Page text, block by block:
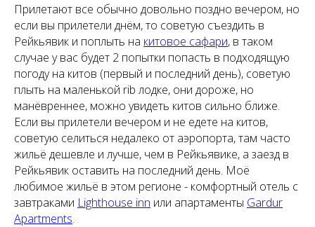
Прилетают все обычно довольно поздно вечером, но
если вы прилетели днём, то советую съездить в
Рейкьявик и поплыть на китовое сафари, в таком
случае у вас будет 2 попытки попасть в подходящую
погоду на китов (первый и последний день), советую
плыть на маленькой rib лодке, они дороже, но
манёвреннее, можно увидеть китов сильно ближе.
Если вы прилетели вечером и не едете на китов,
советую селиться недалеко от аэропорта, там часто
жильё дешевле и лучше, чем в Рейкьявике, а заезд в
Рейкьявик оставить на последний день. Моё
любимое жильё в этом регионе - комфортный отель с
завтраками Lighthouse inn или апартаменты Gardur
Apartments.